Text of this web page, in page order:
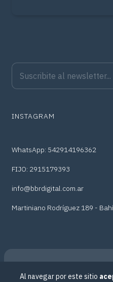
Al navegar por este sitio
INSTAGRAM
WhatsApp: 542914196362
FIJO: 2915179393
info@bbrdigital.com.ar
Martiniano Rodríguez 189 -